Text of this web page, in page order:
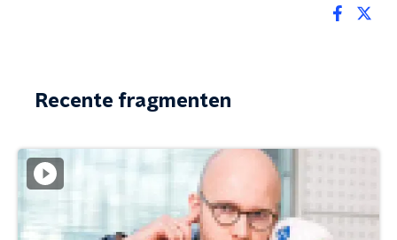
Recente fragmenten